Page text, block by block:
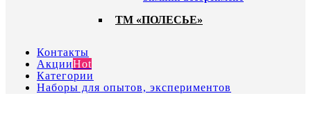
ТМ «ПОЛЕСЬЕ»
Контакты
АкцииHot
Категории
Наборы для опытов, экспериментов